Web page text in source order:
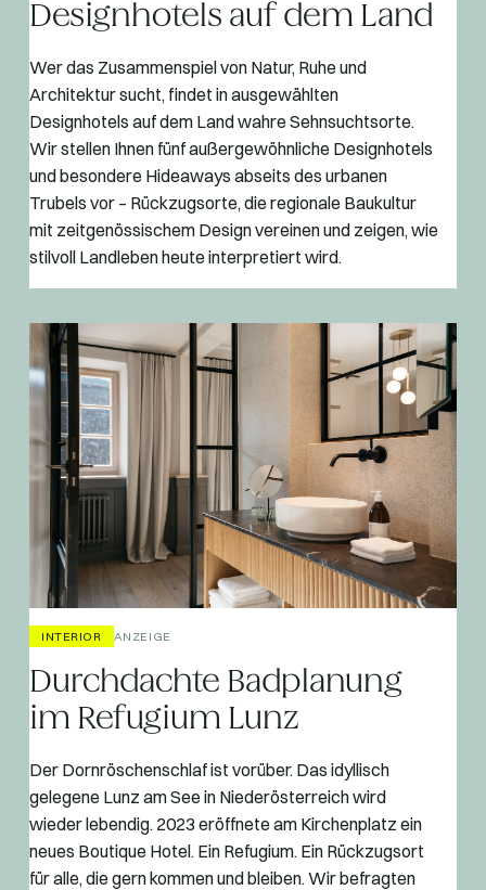
Designhotels auf dem Land
Wer das Zusammenspiel von Natur, Ruhe und
Architektur sucht, findet in ausgewählten
Designhotels auf dem Land wahre Sehnsuchtsorte.
Wir stellen Ihnen fünf außergewöhnliche Designhotels
und besondere Hideaways abseits des urbanen
Trubels vor – Rückzugsorte, die regionale Baukultur
mit zeitgenössischem Design vereinen und zeigen, wie
stilvoll Landleben heute interpretiert wird.
INTERIOR ANZEIGE
Durchdachte Badplanung
im Refugium Lunz
Der Dornröschenschlaf ist vorüber. Das idyllisch
gelegene Lunz am See in Niederösterreich wird
wieder lebendig. 2023 eröffnete am Kirchenplatz ein
neues Boutique Hotel. Ein Refugium. Ein Rückzugsort
für alle, die gern kommen und bleiben. Wir befragten